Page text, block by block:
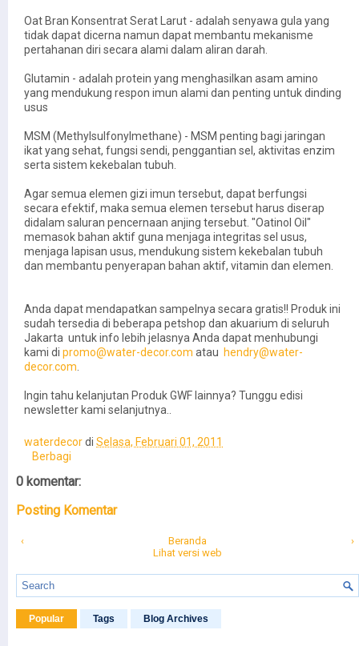
Oat Bran Konsentrat Serat Larut - adalah senyawa gula yang
tidak dapat dicerna namun dapat membantu mekanisme
pertahanan diri secara alami dalam aliran darah.
Glutamin - adalah protein yang menghasilkan asam amino
yang mendukung respon imun alami dan penting untuk dinding
usus
MSM (Methylsulfonylmethane) - MSM penting bagi jaringan
ikat yang sehat, fungsi sendi, penggantian sel, aktivitas enzim
serta sistem kekebalan tubuh.
Agar semua elemen gizi imun tersebut, dapat berfungsi
secara efektif, maka semua elemen tersebut harus diserap
didalam saluran pencernaan anjing tersebut. "Oatinol Oil"
memasok bahan aktif guna menjaga integritas sel usus,
menjaga lapisan usus, mendukung sistem kekebalan tubuh
dan membantu penyerapan bahan aktif, vitamin dan elemen.
Anda dapat mendapatkan sampelnya secara gratis!! Produk ini
sudah tersedia di beberapa petshop dan akuarium di seluruh
Jakarta untuk info lebih jelasnya Anda dapat menhubungi
kami di promo@water-decor.com atau hendry@water-
decor.com.
Ingin tahu kelanjutan Produk GWF lainnya? Tunggu edisi
newsletter kami selanjutnya..
waterdecordi Selasa, Februari 01, 2011
Berbagi
0 komentar:
Posting Komentar
‹ ›
Beranda
Lihat versi web
Popular Tags Blog Archives